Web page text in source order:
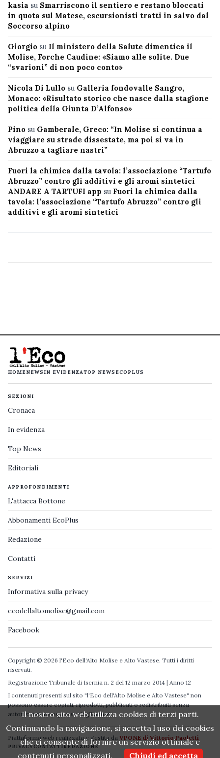
kasia su Smarriscono il sentiero e restano bloccati
in quota sul Matese, escursionisti tratti in salvo dal
Soccorso alpino
Giorgio su Il ministero della Salute dimentica il
Molise, Forche Caudine: «Siamo alle solite. Due
“svarioni” di non poco conto»
Nicola Di Lullo su Galleria fondovalle Sangro,
Monaco: «Risultato storico che nasce dalla stagione
politica della Giunta D’Alfonso»
Pino su Gamberale, Greco: “In Molise si continua a
viaggiare su strade dissestate, ma poi si va in
Abruzzo a tagliare nastri”
Fuori la chimica dalla tavola: l’associazione “Tartufo
Abruzzo” contro gli additivi e gli aromi sintetici
ANDARE A TARTUFI app su Fuori la chimica dalla
tavola: l’associazione “Tartufo Abruzzo” contro gli
additivi e gli aromi sintetici
HOMENEWS IN EVIDENZATOP NEWS ECOPLUS
SEZIONI
Cronaca
In evidenza
Top News
Editoriali
APPROFONDIMENTI
L'attacca Bottone
Abbonamenti EcoPlus
Redazione
Contatti
SERVIZI
Informativa sulla privacy
ecodellaltomolise@gmail.com
Facebook
Copyright © 2026 l'Eco dell'Alto Molise e Alto Vastese. Tutti i diritti
riservati.
Registrazione Tribunale di Isernia n. 2 del 12 marzo 2014 | Anno 12
I contenuti presenti sul sito "l'Eco dell'Alto Molise e Alto Vastese" non
possono essere copiati, riprodotti, pubblicati o redistribuiti senza
autorizzazione espressa degli autori.
Piattaforma web realizzata e gestita da VPONE di Vittorio Paoletti
PRIVACYCONTATTIREDAZIONE
Il nostro sito web utilizza cookies di terzi parti.
Continuando la navigazione, si accetta l uso dei cookies
che ci consente di fornire un servizio ottimale e
contenuti personalizzati.
Chiudi ed accetta